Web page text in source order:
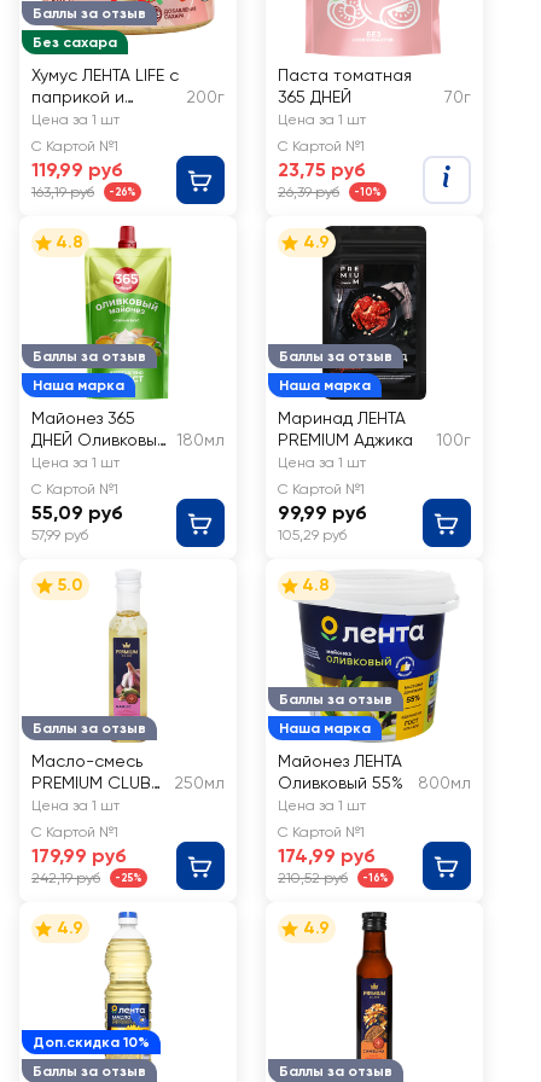
Баллы за отзыв
Без сахара
Хумус ЛЕНТА LIFE с
паприкой и
петрушкой
200г
Цена за 1 шт
С Картой №1
119,99 руб
163,19 руб -26%
Паста томатная
365 ДНЕЙ
70г
Цена за 1 шт
С Картой №1
23,75 руб
26,39 руб -10%
Баллы за отзыв
Наша марка
4.8
Майонез 365
ДНЕЙ Оливковый
50,5%
180мл
Цена за 1 шт
С Картой №1
55,09 руб
57,99 руб
Баллы за отзыв
Наша марка
4.9
Маринад ЛЕНТА
PREMIUM Аджика
100г
Цена за 1 шт
С Картой №1
99,99 руб
105,29 руб
Баллы за отзыв
5.0
Масло-смесь
PREMIUM CLUB
оливковое и
подсолнечное с
чесноком
250мл
Цена за 1 шт
С Картой №1
179,99 руб
242,19 руб -25%
Баллы за отзыв
Наша марка
4.8
Майонез ЛЕНТА
Оливковый 55%
800мл
Цена за 1 шт
С Картой №1
174,99 руб
210,52 руб -16%
Доп.скидка 10%
Баллы за отзыв
4.9
Баллы за отзыв
4.9